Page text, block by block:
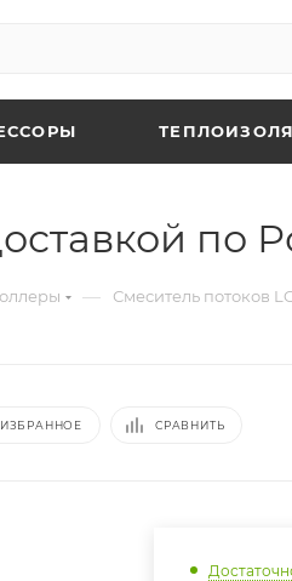
по
— Смеситель потоков
СРАВНИТЬ